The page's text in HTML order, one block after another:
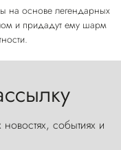
на основе легендарных
и придадут ему шарм
событиях и